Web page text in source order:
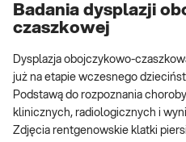
Badania dysplazji
czaszkowej
Dysplazja obojczykowo-
już na etapie wczesnego
Podstawą do rozpoznania
klinicznych, radiologicznych i
Zdjęcia rentgenowskie klatki